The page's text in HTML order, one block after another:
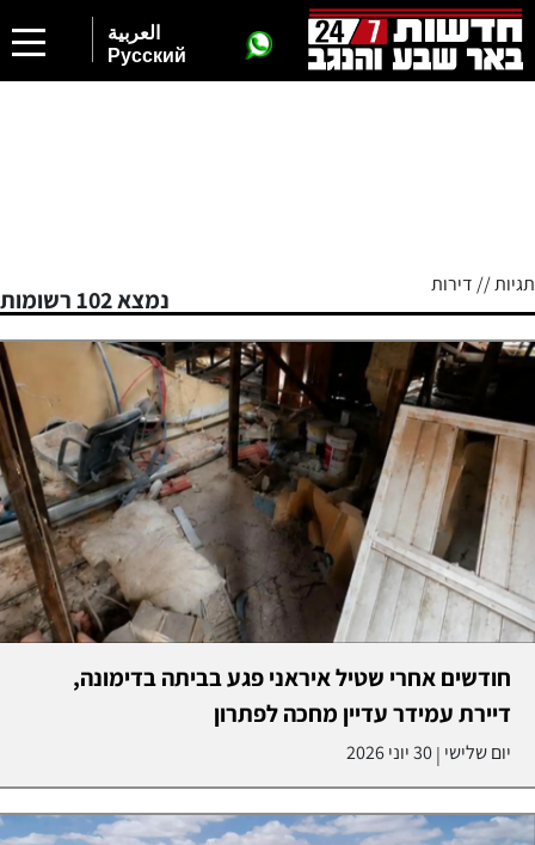
العربية
Русский
תגיות // דירות
נמצא 102 רשומות
חודשים אחרי שטיל איראני פגע בביתה בדימונה,
דיירת עמידר עדיין מחכה לפתרון
יום שלישי |30 יוני 2026